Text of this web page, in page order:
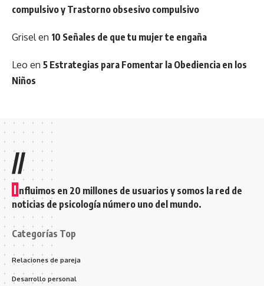
compulsivo y Trastorno obsesivo compulsivo
Grisel en 10 Señales de que tu mujer te engaña
Leo en 5 Estrategias para Fomentar la Obediencia en los
Niños
//
I nfluimos en 20 millones de usuarios y somos la red de
noticias de psicología número uno del mundo.
Categorías Top
Relaciones de pareja
Desarrollo personal